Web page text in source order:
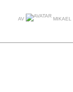
AV MIKAEL